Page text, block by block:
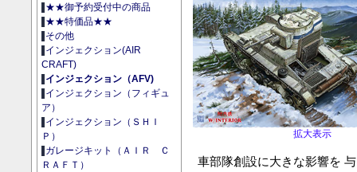
★★御予約受付中の商品
★★特価品★★
その他
インジェクション(AIR
CRAFT)
インジェクション（AFV)
インジェクション（フィギュ
ア）
インジェクション（ＳＨＩ
Ｐ）
ガレージキット（ＡＩＲ Ｃ
ＲＡＦＴ）
拡大表示
車部隊創設に大きな影響を